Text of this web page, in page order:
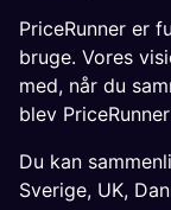
PriceRunner er
bruge. Vores
med, når du
blev
Du kan
Sverige, UK,